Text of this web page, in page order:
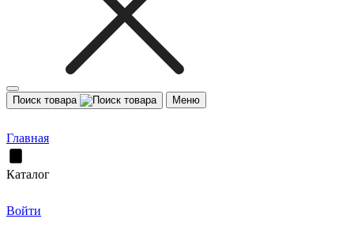
Поиск товара Меню
Главная
Каталог
Войти